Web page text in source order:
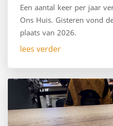
Een aantal keer per jaar
Ons Huis. Gisteren vond
plaats van 2026.
lees verder